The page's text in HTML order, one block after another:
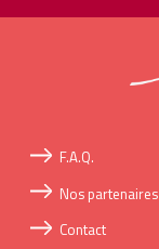
F.A.Q.
Nos partenaires
Contact